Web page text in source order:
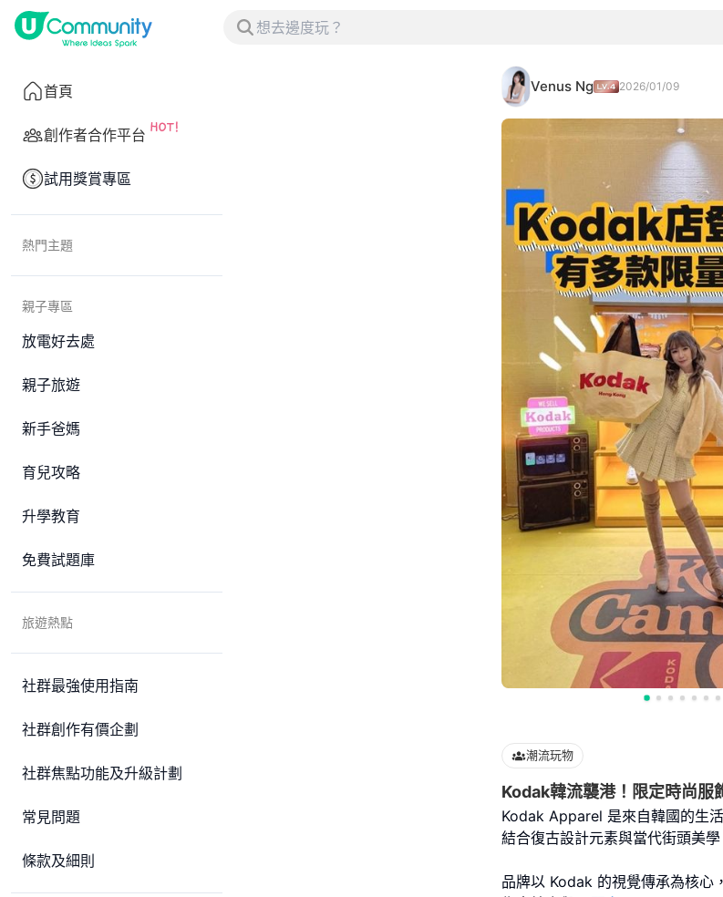
首頁
創作者合作平台
試用獎賞專區
熱門主題
親子專區
放電好去處
親子旅遊
新手爸媽
育兒攻略
升學教育
免費試題庫
旅遊熱點
社群最強使用指南
社群創作有價企劃
社群焦點功能及升級計劃
常見問題
條款及細則
Venus Ng 2026/01/09
潮流玩物
Kodak韓流襲港！限定時尚服
Kodak Apparel 是來自韓國的生
結合復古設計元素與當代街頭美學
品牌以 Kodak 的視覺傳承為核心